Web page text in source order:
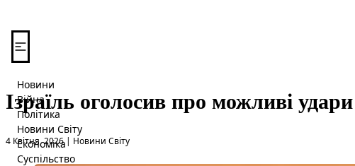
Новини
Війна
Політика
Новини Світу
Економіка
Суспільство
Ізраїль оголосив про можливі
4 Квітня, 2026|
Опубліковано вНовини Світу